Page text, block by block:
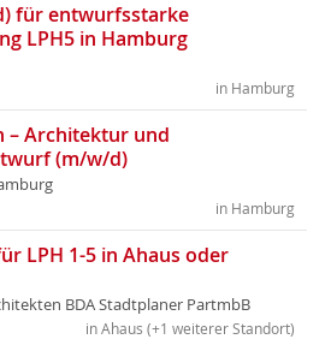
für entwurfsstarke
LPH5 in Hamburg
in Hamburg
– Architektur und
(m/w/d)
in Hamburg
LPH 1-5 in Ahaus oder
BDA Stadtplaner PartmbB
in Ahaus (+1 weiterer Standort)